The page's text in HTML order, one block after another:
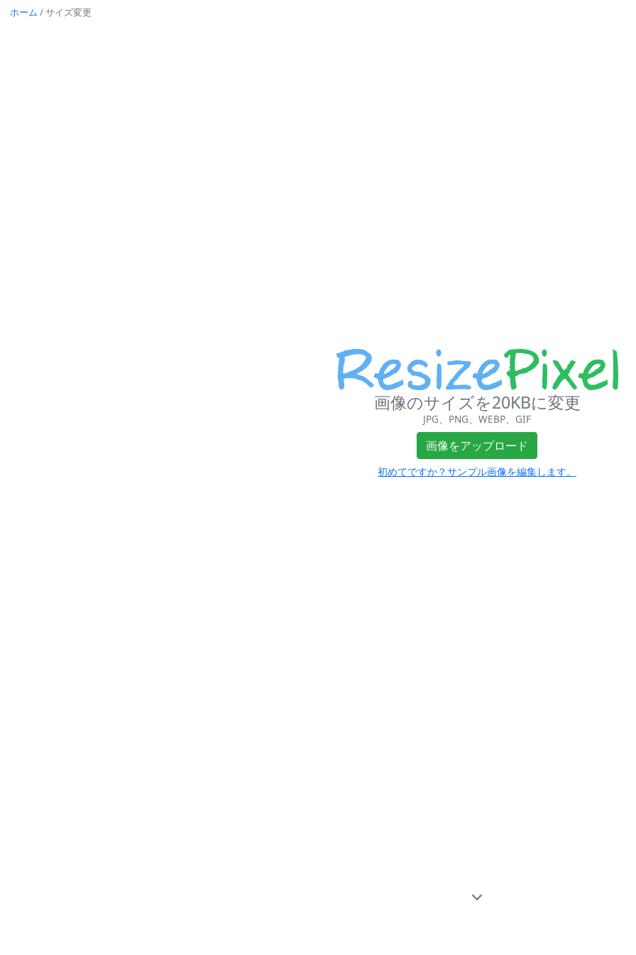
ホーム /サイズ変更
画像のサイズを20KBに変更
JPG、PNG、WEBP、GIF
画像をアップロード
初めてですか？サンプル画像を編集します。